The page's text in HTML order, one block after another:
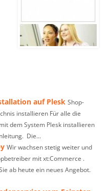
auf Plesk Shop-
installieren Für alle die
dem System Plesk installieren
Die...
Wir wachsen stetig weiter und
mit xt:Commerce .
ab heute ein neues Angebot.